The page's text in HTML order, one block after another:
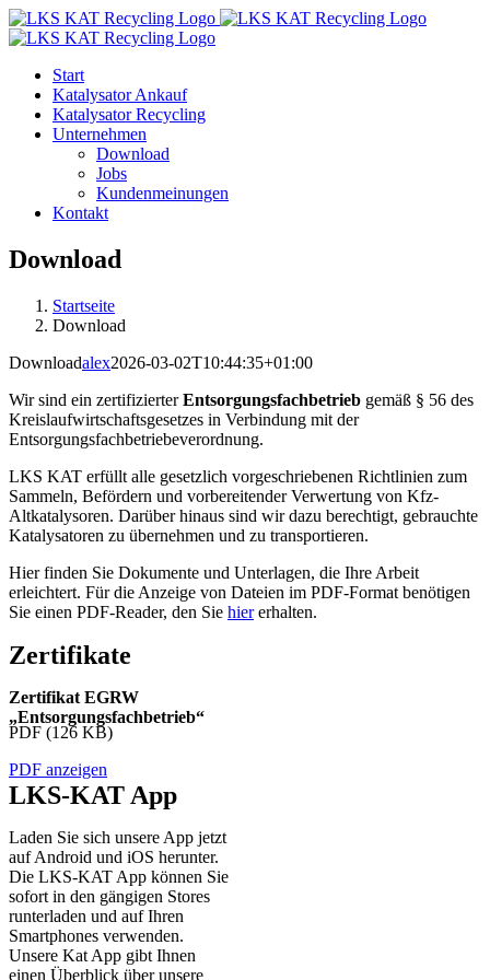
Zum
Inhalt
Start
Katalysator Ankauf
Katalysator Recycling
Unternehmen
Download
Jobs
Kundenmeinungen
Kontakt
Download
Startseite
Download
Downloadalex2026-03-02T10:44:35+01:00
Wir sind ein zertifizierterEntsorgungsfachbetrieb gemäß § 56 des
Kreislaufwirtschaftsgesetzes in Verbindung mit der
Entsorgungsfachbetriebeverordnung.
LKS KAT erfüllt alle gesetzlich vorgeschriebenen Richtlinien zum
Sammeln, Befördern und vorbereitender Verwertung von Kfz-
Altkatalysoren. Darüber hinaus sind wir dazu berechtigt, gebrauchte
Katalysatoren zu übernehmen und zu transportieren.
Hier finden Sie Dokumente und Unterlagen, die Ihre Arbeit
erleichtert. Für die Anzeige von Dateien im PDF-Format benötigen
Sie einen PDF-Reader, den Sie hiererhalten.
Zertifikate
Zertifikat EGRW
„Entsorgungsfachbetrieb“
PDF (126 KB)
PDF anzeigen
LKS-KAT App
Laden Sie sich unsere App jetzt
auf Android und iOS herunter.
Die LKS-KAT App können Sie
sofort in den gängigen Stores
runterladen und auf Ihren
Smartphones verwenden.
Unsere Kat App gibt Ihnen
einen Überblick über unsere